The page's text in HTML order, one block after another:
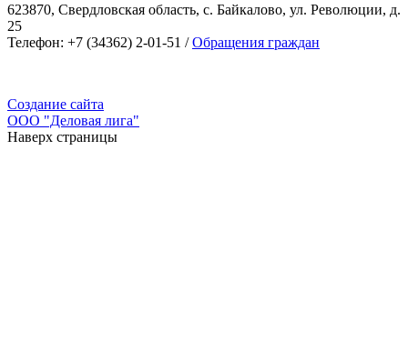
623870, Свердловская область, с. Байкалово, ул. Революции, д.
25
Телефон: +7 (34362) 2-01-51 /Обращения граждан
Создание сайта
ООО "Деловая лига"
Наверх страницы